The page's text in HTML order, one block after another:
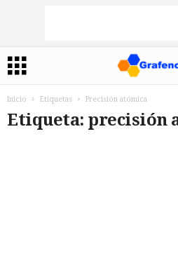
Inicio Etiquetas Precisión atómica
Etiqueta: precisión